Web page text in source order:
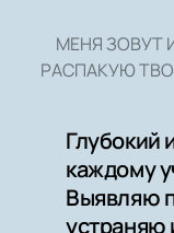
МЕНЯ ЗОВУТ
РАСПАКУЮ
Глубокий
каждому
Выявляю
устраняю